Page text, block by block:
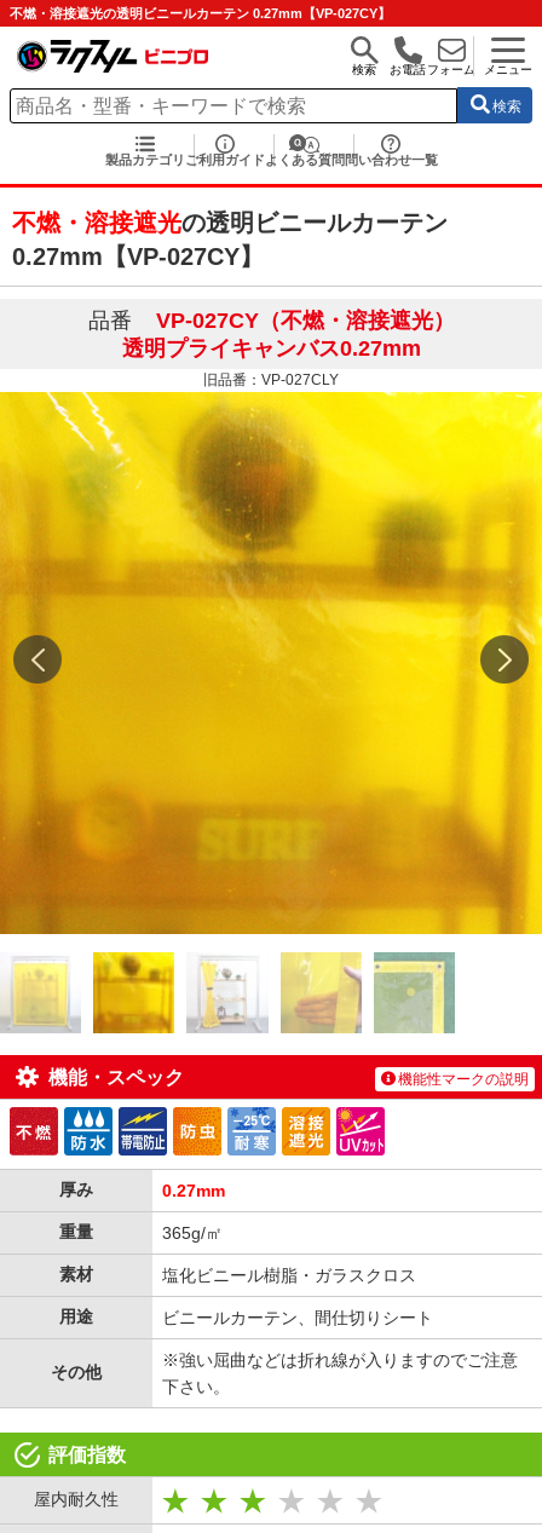
不燃・溶接遮光の透明ビニールカーテン 0.27mm【VP-027CY】
検索 お電話フォーム メニュー
検索
製品カテゴリ ご利用ガイド よくある質問 問い合わせ一覧
不燃・溶接遮光の透明ビニールカーテン
0.27mm【VP-027CY】
品番
VP-027CY（不燃・溶接遮光）
透明プライキャンバス0.27mm
旧品番：VP-027CLY
機能・スペック 機能性マークの説明
厚み 0.27mm
重量 365g/㎡
素材 塩化ビニール樹脂・ガラスクロス
用途 ビニールカーテン、間仕切りシート
その他
※強い屈曲などは折れ線が入りますのでご注意
下さい。
評価指数
屋内耐久性